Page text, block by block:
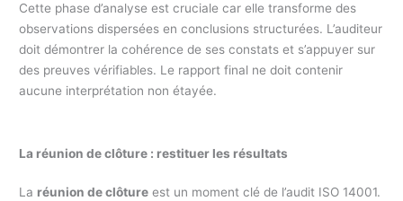
Cette phase d’analyse est cruciale car elle transforme des
observations dispersées en conclusions structurées. L’auditeur
doit démontrer la cohérence de ses constats et s’appuyer sur
des preuves vérifiables. Le rapport final ne doit contenir
aucune interprétation non étayée.
La réunion de clôture : restituer les résultats
La réunion de clôture est un moment clé de l’audit ISO 14001.